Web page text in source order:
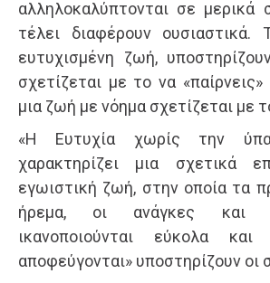
αλληλοκαλύπτονται σε μερικά
τέλει διαφέρουν ουσιαστικά.
ευτυχισμένη ζωή,
σχετίζεται με το να
μια ζωή με νόημα σχετίζεται με
«Η Ευτυχία χωρίς την
χαρακτηρίζει μια σχετικά
εγωιστική ζωή, στην οποία τα
ήρεμα, οι ανάγκες και
ικανοποιούνται εύκολα
αποφεύγονται» υποστηρίζουν οι